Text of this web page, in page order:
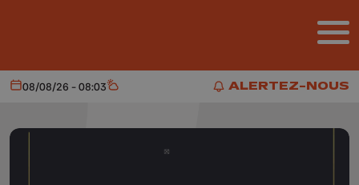
ALERTEZ-NOUS
ALERTEZ-NOUS
Aujourd'hui
08/08/26 - 08:03 Météo